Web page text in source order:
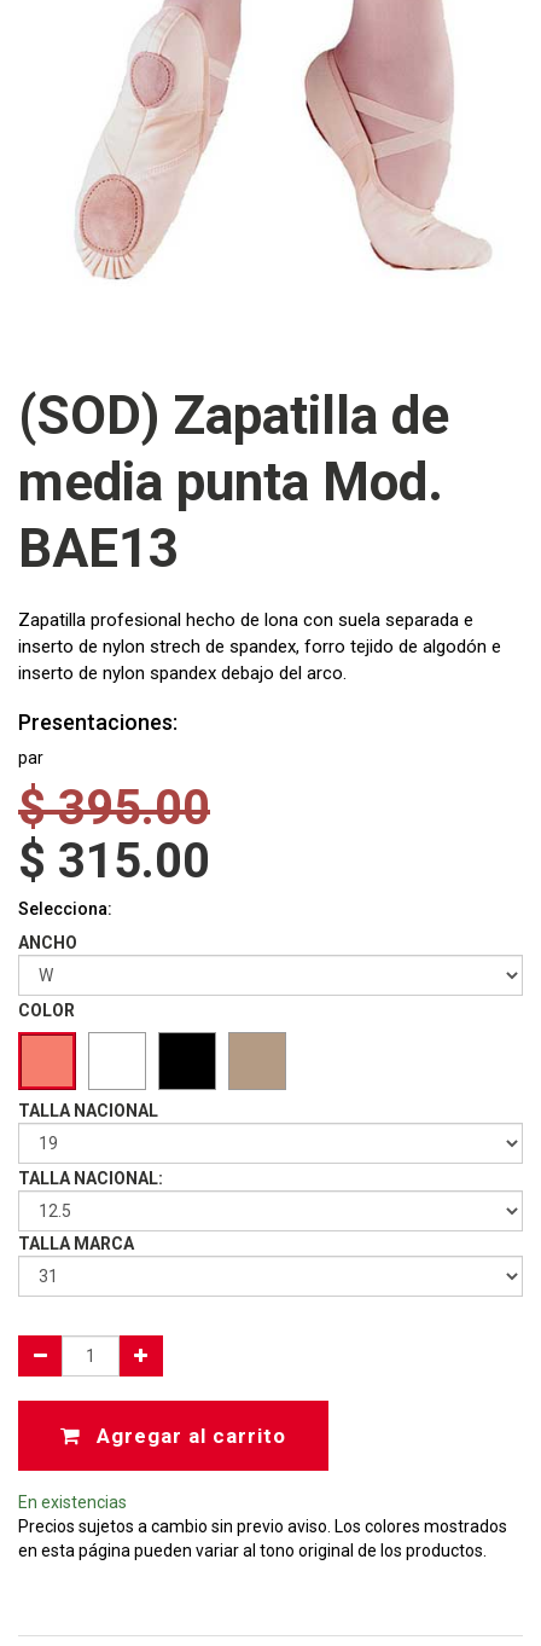
(SOD) Zapatilla de
media punta Mod.
BAE13
Zapatilla profesional hecho de lona con suela separada e
inserto de nylon strech de spandex, forro tejido de algodón e
inserto de nylon spandex debajo del arco.
Presentaciones:
par
$395.00
$ 315.00
Selecciona:
ANCHO
COLOR
TALLA NACIONAL
TALLA NACIONAL:
TALLA MARCA
Agregar al carrito
En existencias
Precios sujetos a cambio sin previo aviso. Los colores mostrados
en esta página pueden variar al tono original de los productos.